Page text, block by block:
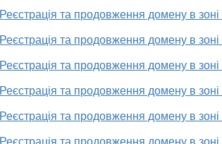
Реєстрація та продовження домену в зоні
Реєстрація та продовження домену в зоні
Реєстрація та продовження домену в зоні
Реєстрація та продовження домену в зоні
Реєстрація та продовження домену в зоні